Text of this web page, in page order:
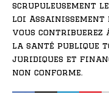
scrupuleusement
loi Assainissement
vous contribuerez
la santé publique
juridiques et
non conforme.